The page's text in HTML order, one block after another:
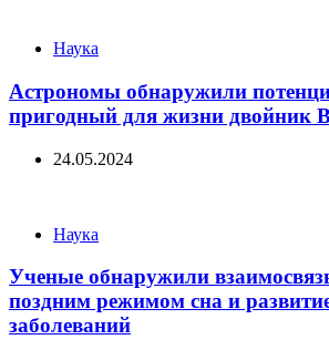
Categories
Наука
Астрономы обнаружили
пригодный для жизни двойник
24.05.2024
Categories
Наука
Ученые обнаружили
поздним режимом сна и
заболеваний